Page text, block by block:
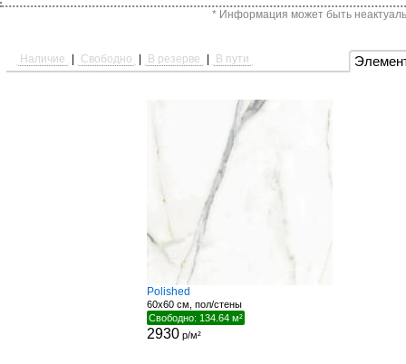
* Информация может быть
Наличие Свободно В резерве В пути
Polished
60x60 см, пол/стены
Свободно: 134.64 м²
2930 р/м²